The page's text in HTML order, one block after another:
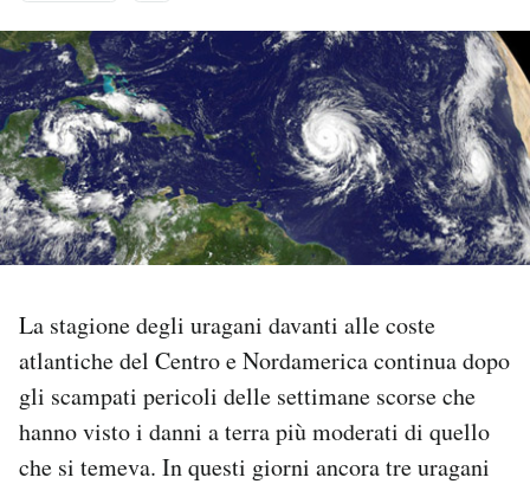
Cultura
Economia
Sport
Europa
Altrecose
Mondiali calcio 2026
PODCAST
SHOP
La stagione degli uragani davanti alle coste
atlantiche del Centro e Nordamerica continua dopo
gli scampati pericoli delle settimane scorse che
hanno visto i danni a terra più moderati di quello
che si temeva. In questi giorni ancora tre uragani